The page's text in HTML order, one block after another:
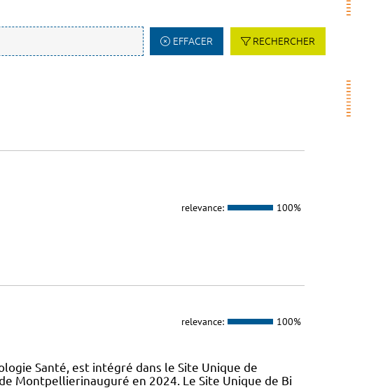
EFFACER RECHERCHER
relevance: 100%
relevance: 100%
Santé, est intégré dans le Site Unique de
Montpellierinauguré en 2024. Le Site Unique de Bi